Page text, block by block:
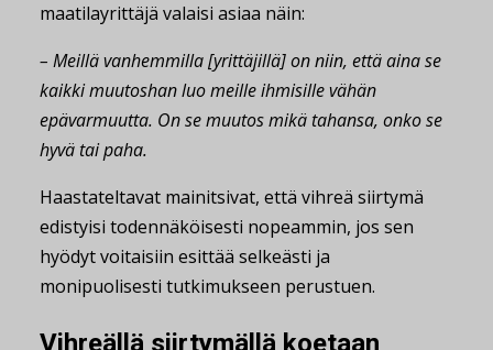
maatilayrittäjä valaisi asiaa näin:
– Meillä vanhemmilla [yrittäjillä] on niin, että aina se
kaikki muutoshan luo meille ihmisille vähän
epävarmuutta. On se muutos mikä tahansa, onko se
hyvä tai paha.
Haastateltavat mainitsivat, että vihreä siirtymä
edistyisi todennäköisesti nopeammin, jos sen
hyödyt voitaisiin esittää selkeästi ja
monipuolisesti tutkimukseen perustuen.
Vihreällä siirtymällä koetaan